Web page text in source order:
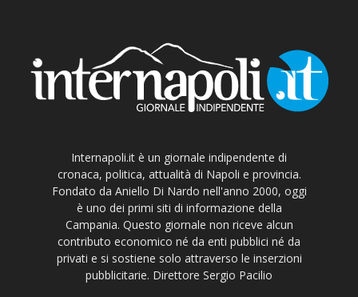
Internapoli.it è un giornale indipendente di
cronaca, politica, attualità di Napoli e provincia.
Fondato da Aniello Di Nardo nell'anno 2000, oggi
è uno dei primi siti di informazione della
Campania. Questo giornale non riceve alcun
contributo economico né da enti pubblici né da
privati e si sostiene solo attraverso le inserzioni
pubblicitarie. Direttore Sergio Pacilio